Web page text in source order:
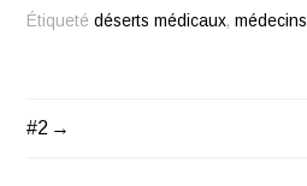
Étiquetédéserts médicaux,médecins
Navigation
#2